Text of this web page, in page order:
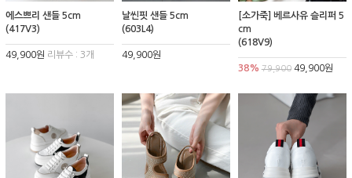
에스쁘리 샌들 5cm
(417V3)
49,900원 리뷰수 : 3개
날씬핏 샌들 5cm
(603L4)
49,900원
[소가죽] 베르사유 슬리퍼 5
cm
(618V9)
38% 79,90049,900원